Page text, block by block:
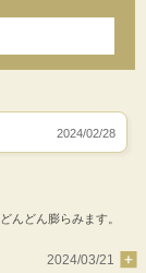
2024/02/28
んどん膨らみます。
2024/03/21